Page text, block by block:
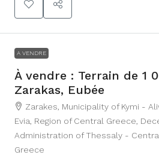
A VENDRE
À vendre : Terrain de 1
Zarakas, Eubée
Zarakes, Municipality of Kymi -
Evia, Region of Central Greece,
Administration of Thessaly -
Greece